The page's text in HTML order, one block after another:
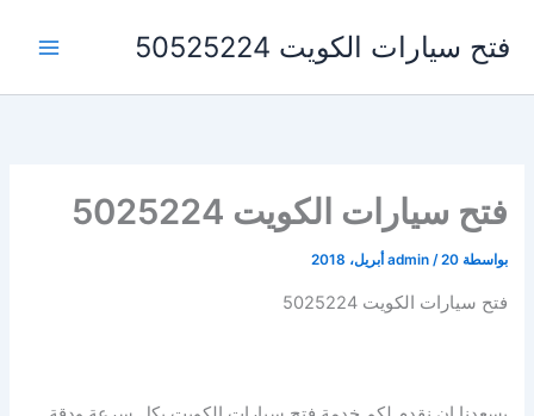
المحتوى
فتح سيارات الكويت 50525224
فتح سيارات الكويت 5025224
بواسطة admin /20 أبريل، 2018
فتح سيارات الكويت 5025224